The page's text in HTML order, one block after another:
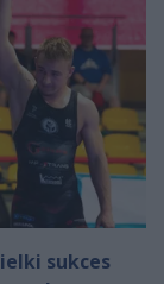
sukces